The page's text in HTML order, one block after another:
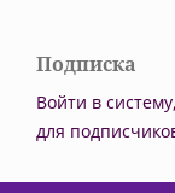
Подписка
Войти в
для